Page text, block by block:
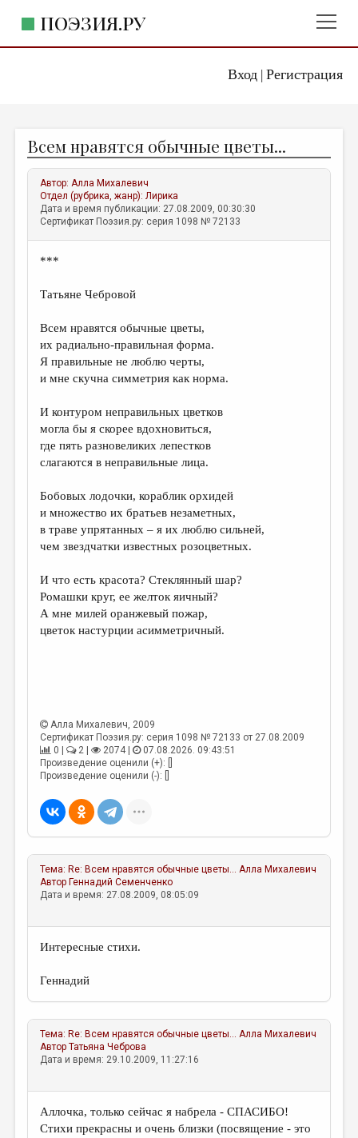
Вход| Регистрация
ПОЭЗИЯ.РУ
ЖАНРЫ
АВТОРЫ
КОММЕНТАРИИ
ЛИТСАЛОН
НОВОСТИ
ПРАВИЛА САЙТА
ОТДЕЛЫ И РУБРИКИ
ИЗБРАННОЕ
ДАЙДЖЕСТ
ПРОИЗВЕДЕНИЯ
ПЕРЕВОДЫ
КОНКУРСЫ
ДЕТСКАЯ КОМНАТА
КНИЖНАЯ ПОЛКА
ОБЗОР ЛИТЕРАТУРЫ
СТРАНИЦЫ ПАМЯТИ
ОБЪЯВЛЕНИЯ
МАЛАЯ ПРОЗА
ЭССЕИСТИКА
ЛИТЕРАТУРОВЕДЕНИЕ
КУЛЬТУРОВЕДЕНИЕ
ПУБЛИЦИСТИКА
РЕЦЕНЗИРОВАНИЕ
ЦИКЛЫ ПУБЛИКАЦИЙ
МЕДИА
ВКОНТАКТЕ
Всем нравятся обычные цветы...
Автор:Алла Михалевич
Отдел (рубрика, жанр):Лирика
Дата и время публикации: 27.08.2009, 00:30:30
Сертификат Поэзия.ру: серия 1098 № 72133
***
Татьяне Чебровой
Всем нравятся обычные цветы,
их радиально-правильная форма.
Я правильные не люблю черты,
и мне скучна симметрия как норма.
И контуром неправильных цветков
могла бы я скорее вдохновиться,
где пять разновеликих лепестков
слагаются в неправильные лица.
Бобовых лодочки, кораблик орхидей
и множество их братьев незаметных,
в траве упрятанных – я их люблю сильней,
чем звездчатки известных розоцветных.
И что есть красота? Стеклянный шар?
Ромашки круг, ее желток яичный?
А мне милей оранжевый пожар,
цветок настурции асимметричный.
Алла Михалевич, 2009
Сертификат Поэзия.ру: серия 1098 № 72133 от 27.08.2009
0 |
2 | 2074 |
07.08.2026. 09:43:51
Произведение оценили (+): []
Произведение оценили (-): []
Тема: Re: Всем нравятся обычные цветы... Алла Михалевич
Автор Геннадий Семенченко
Дата и время: 27.08.2009, 08:05:09
Интересные стихи.
Геннадий
Тема: Re: Всем нравятся обычные цветы... Алла Михалевич
АвторТатьяна Чеброва
Дата и время: 29.10.2009, 11:27:16
Аллочка, только сейчас я набрела - СПАСИБО!
Стихи прекрасны и очень близки (посвящение - это